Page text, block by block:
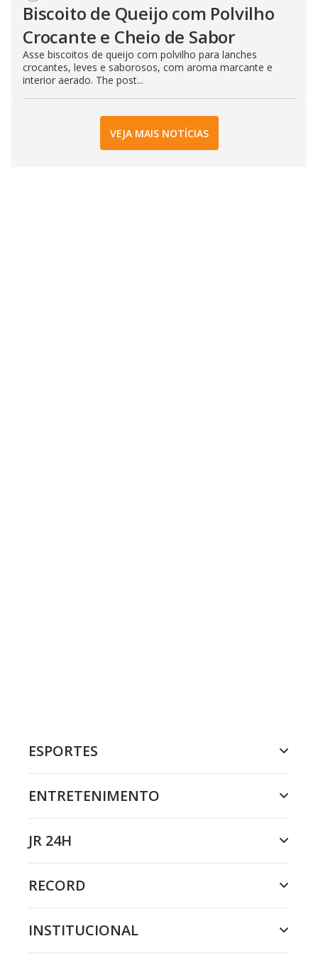
Biscoito de Queijo com Polvilho
Crocante e Cheio de Sabor
Asse biscoitos de queijo com polvilho para lanches
crocantes, leves e saborosos, com aroma marcante e
interior aerado. The post...
VEJA MAIS NOTÍCIAS
ESPORTES
ENTRETENIMENTO
JR 24H
RECORD
INSTITUCIONAL